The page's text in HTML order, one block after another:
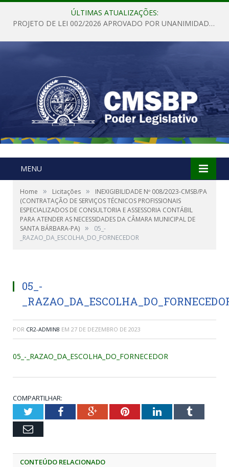
ÚLTIMAS ATUALIZAÇÕES:
PROJETO DE LEI 002/2026 APROVADO POR UNANIMIDADE EM SESSÃO ORDINÁRIA NESTA QUINTA – FEIRA 28 DE MAIO DE 2026
MENU
Home » Licitações »
INEXIGIBILIDADE Nº 008/2023-CMSB/PA
(CONTRATAÇÃO DE SERVIÇOS TÉCNICOS PROFISSIONAIS
ESPECIALIZADOS DE CONSULTORIA E ASSESSORIA CONTÁBIL
PARA ATENDER AS NECESSIDADES DA CÂMARA MUNICIPAL DE
SANTA BÁRBARA-PA) »
05_-
_RAZAO_DA_ESCOLHA_DO_FORNECEDOR
05_-
POR CR2-ADMIN8 EM 27 DE DEZEMBRO DE 2023
05_-_RAZAO_DA_ESCOLHA_DO_FORNECEDOR
COMPARTILHAR:
TwitterFacebookGoogle+PinterestLinkedInTumblr
Email
CONTEÚDO RELACIONADO